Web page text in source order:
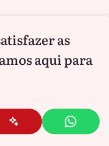
as
aqui para